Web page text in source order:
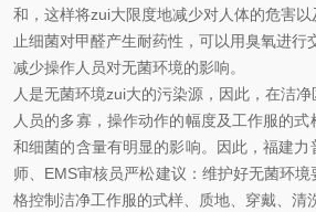
和，这样将zui大限度地减少对人体的危害
止细菌对甲醛产生耐药性，可以用臭氧进行
减少操作人员对无菌环境的影响。
人是无菌环境zui大的污染源，因此，在洁
人员的多寡，操作动作的幅度及工作服的
和细菌的含量有明显的影响。因此，福建力
师、EMS审核员严松建议：维护好无菌环
格控制洁净工作服的式样、质地、穿戴、清